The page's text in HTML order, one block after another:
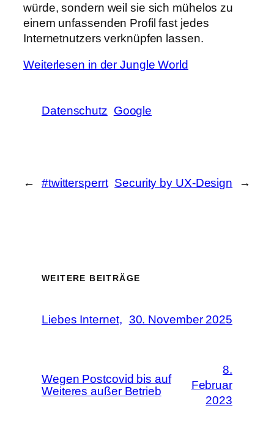
würde, sondern weil sie sich mühelos zu
einem unfassenden Profil fast jedes
Internetnutzers verknüpfen lassen.
Weiterlesen in der Jungle World
Datenschutz Google
← #twittersperrt Security by UX-Design →
WEITERE BEITRÄGE
Liebes Internet, 30. November 2025
Wegen Postcovid bis auf
Weiteres außer Betrieb
8.
Februar
2023